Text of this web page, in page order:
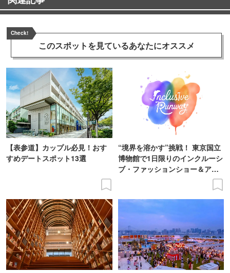
Check!
このスポットを見ているあなたにオススメ
【表参道】カップル必見！おす
すめデートスポット13選
“境界を溶かす”挑戦！ 東京国立
博物館で1日限りのインクルーシ
ブ・ファッションショー＆アー